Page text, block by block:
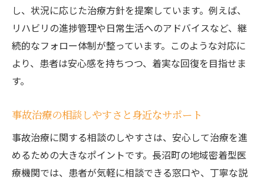
し、状況に応じた治療方針を提案しています。例えば、
リハビリの進捗管理や日常生活へのアドバイスなど、継
続的なフォロー体制が整っています。このような対応に
より、患者は安心感を持ちつつ、着実な回復を目指せま
す。
事故治療の相談しやすさと身近なサポート
事故治療に関する相談のしやすさは、安心して治療を進
めるための大きなポイントです。長沼町の地域密着型医
療機関では、患者が気軽に相談できる窓口や、丁寧な説